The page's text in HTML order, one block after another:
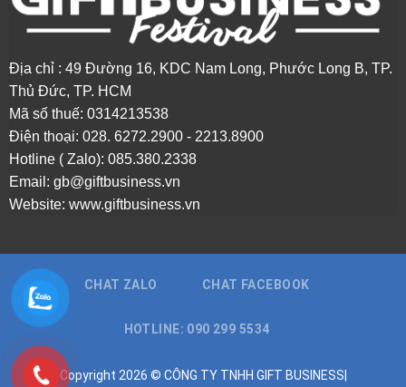
Địa chỉ : 49 Đường 16, KDC Nam Long, Phước Long B, TP.
Thủ Đức, TP. HCM
Mã số thuế: 0314213538
Điện thoại: 028. 6272.2900 - 2213.8900
Hotline ( Zalo): 085.380.2338
Email: gb@giftbusiness.vn
Website: www.giftbusiness.vn
CHAT ZALO CHAT FACEBOOK
HOTLINE: 090 299 5534
Copyright 2026 © CÔNG TY TNHH GIFT BUSINESS|